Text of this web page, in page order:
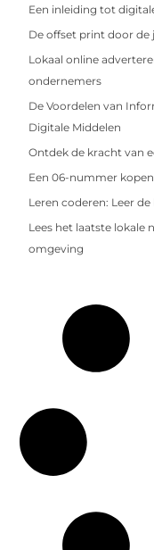
Een inleiding tot
De offset print door de
Lokaal online
ondernemers
De Voordelen van
Digitale Middelen
Ontdek de kracht van
Een 06-nummer
Leren coderen: Leer
Lees het laatste lokale
omgeving